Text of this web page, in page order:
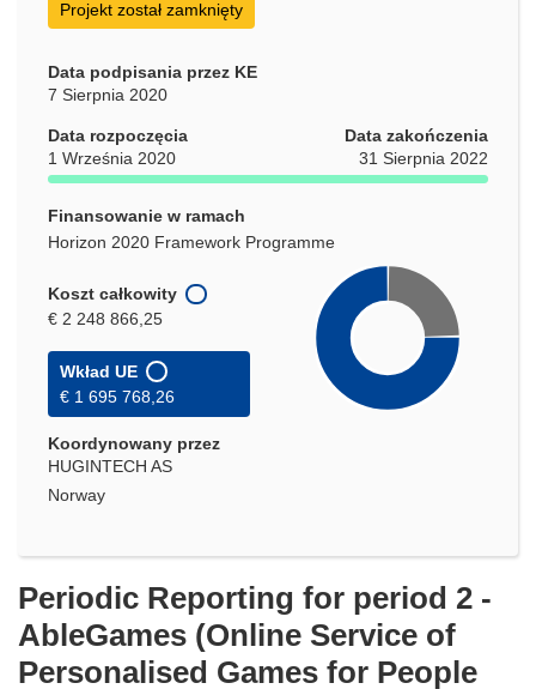
Projekt został zamknięty
Data podpisania przez KE
7 Sierpnia 2020
Data rozpoczęcia
1 Września 2020
Data zakończenia
31 Sierpnia 2022
Finansowanie w ramach
Horizon 2020 Framework Programme
Koszt całkowity
€ 2 248 866,25
Wkład UE
€ 1 695 768,26
Koordynowany przez
HUGINTECH AS
Norway
Periodic Reporting for period 2 -
AbleGames (Online Service of
Personalised Games for People